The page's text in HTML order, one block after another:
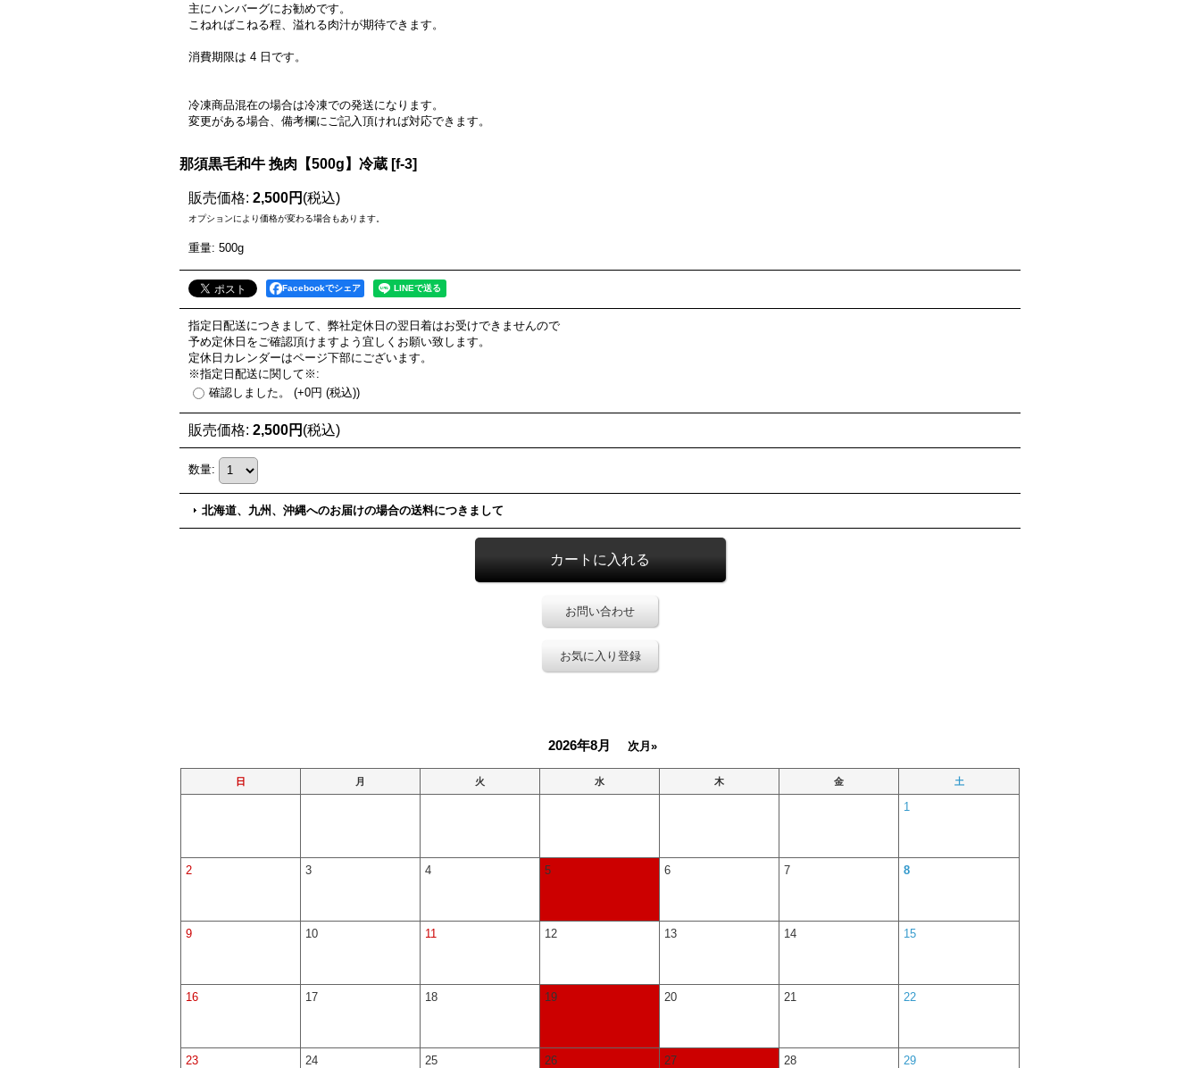
主にハンバーグにお勧めです。
こねればこねる程、溢れる肉汁が期待できます。
消費期限は 4 日です。
冷凍商品混在の場合は冷凍での発送になります。
変更がある場合、備考欄にご記入頂ければ対応できます。
那須黒毛和牛 挽肉【500g】冷蔵 [f-3]
販売価格: 2,500円 (税込)
オプションにより価格が変わる場合もあります。
重量: 500g
Facebookでシェア
指定日配送につきまして、弊社定休日の翌日着はお受けできませんので
予め定休日をご確認頂けますよう宜しくお願い致します。
定休日カレンダーはページ下部にございます。
※指定日配送に関して※ :
確認しました。 (+0円 (税込))
販売価格: 2,500円 (税込)
数量:
北海道、九州、沖縄へのお届けの場合の送料につきまして
お問い合わせ
お気に入り登録
2026年8月 次月»
日 月 火 水 木 金 土
1
2 3 4 5 6 7 8
9 10 11 12 13 14 15
16 17 18 19 20 21 22
23 24 25 26 27 28 29